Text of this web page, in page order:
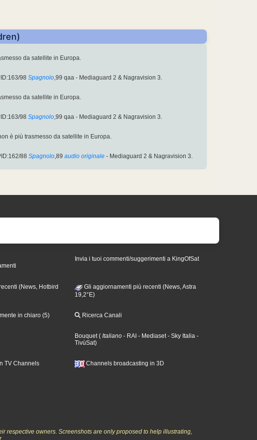
da satellite in Europa.
98 Spagnolo,99 qaa - Mediaguard 2 & Nagravision 3.
da satellite in Europa.
98 Spagnolo,99 qaa - Mediaguard 2 & Nagravision 3.
è più trasmesso da satellite in Europa.
88 Spagnolo,89 audio originale - Mediaguard 2 & Nagravision 3.
Invia i tuoi commenti/suggerimenti a KingOfSat
(News, Hotbird
Gli aggiornamenti più recenti (News, Astra
19,2°E)
in chiaro (5) Ricerca Canali
Bouquet( Italiano - RAI - Mediaset- Sky Italia -
TivùSat)
TV Channels Channels broadcasting in 3D
respective owners. Screenshots are only proposed to help illustrating,